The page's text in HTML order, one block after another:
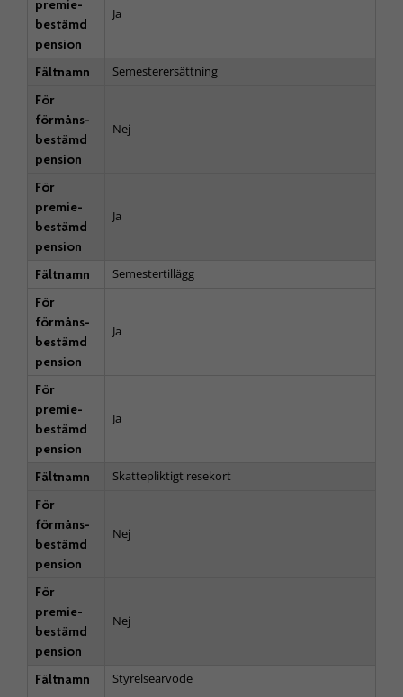
premie­
bestämd
pension
Ja
Fältnamn
Semesterersättning
För
förmåns­
bestämd
pension
Nej
För
premie­
bestämd
pension
Ja
Fältnamn
Semestertillägg
För
förmåns­
bestämd
pension
Ja
För
premie­
bestämd
pension
Ja
Fältnamn
Skattepliktigt resekort
För
förmåns­
bestämd
pension
Nej
För
premie­
bestämd
pension
Nej
Fältnamn
Styrelsearvode